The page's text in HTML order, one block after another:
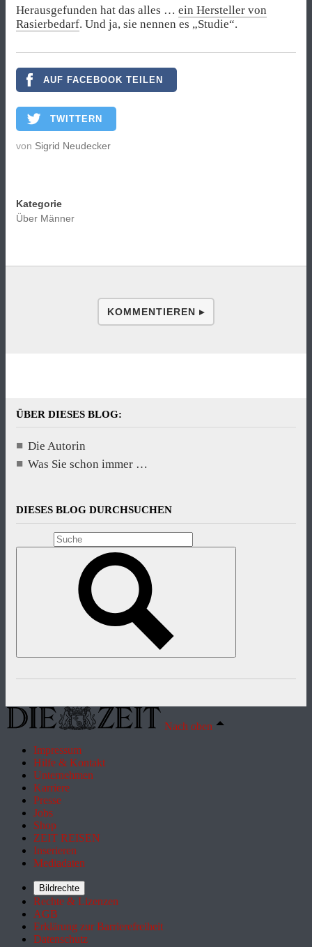
Herausgefunden hat das alles … ein Hersteller von
Rasierbedarf. Und ja, sie nennen es „Studie“.
AUF FACEBOOK TEILEN
TWITTERN
von Sigrid Neudecker
Kategorie
Über Männer
KOMMENTIEREN ▸
ÜBER DIESES BLOG:
Die Autorin
Was Sie schon immer …
DIESES BLOG DURCHSUCHEN
Nach oben
Impressum
Hilfe & Kontakt
Unternehmen
Karriere
Presse
Jobs
Shop
ZEIT REISEN
Inserieren
Mediadaten
Bildrechte
Rechte & Lizenzen
AGB
Erklärung zur Barrierefreiheit
Datenschutz